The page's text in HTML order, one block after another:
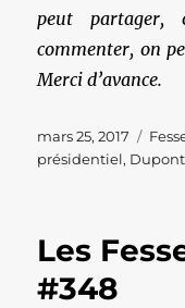
peut partager,
commenter, on
Merci d’avance.
Publié
le
mars 25, 2017
présidentiel,
Les
#348